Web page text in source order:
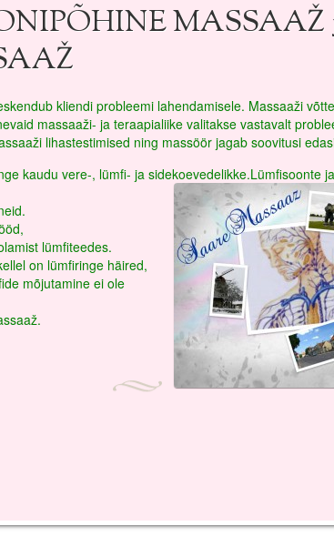
MASSAAŽ
kliendi probleemi lahendamisele. Massaaži
massaaži- ja teraapialiike valitakse vastavalt
lihastestimised ning massöör jagab soovitusi
kaudu vere-, lümfi- ja sidekoevedelikke.Lümfisoonte
lümfiteedes.
on lümfiringe häired,
mõjutamine ei ole